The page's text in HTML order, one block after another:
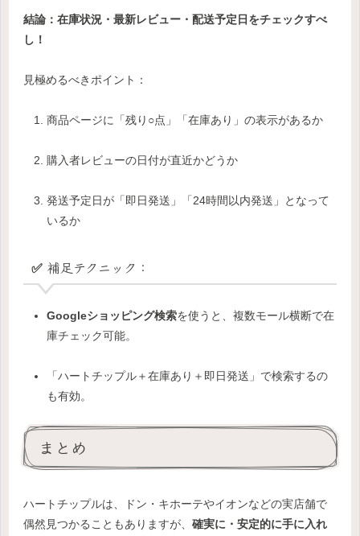
結論：在庫状況・最新レビュー・配送予定日をチェックすべ
し！
見極めるべきポイント：
商品ページに「残り○点」「在庫あり」の表示があるか
購入者レビューの日付が直近かどうか
発送予定日が「即日発送」「24時間以内発送」となって
いるか
✅ 補足テクニック：
Googleショッピング検索を使うと、複数モール横断で在
庫チェック可能。
「ハートチップル＋在庫あり＋即日発送」で検索するの
も有効。
まとめ
ハートチップルは、ドン・キホーテやイオンなどの実店舗で
偶然見つかることもありますが、 確実に・安定的に手に入れ